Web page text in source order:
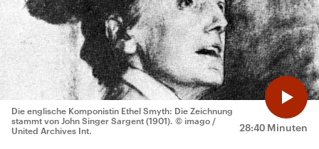
28:40 Minuten
Die englische Komponistin Ethel Smyth: Die Zeichnung
stammt von John Singer Sargent (1901). © imago /
United Archives Int.